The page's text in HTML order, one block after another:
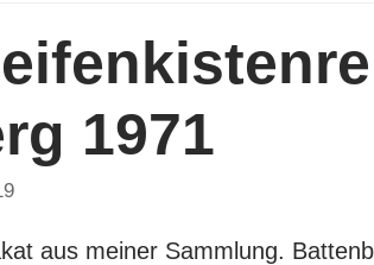
1971
aus meiner Sammlung.